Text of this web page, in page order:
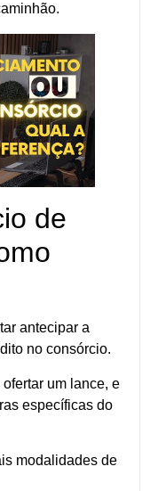
de
antecipar a
no consórcio.
um lance, e
específicas do
modalidades de